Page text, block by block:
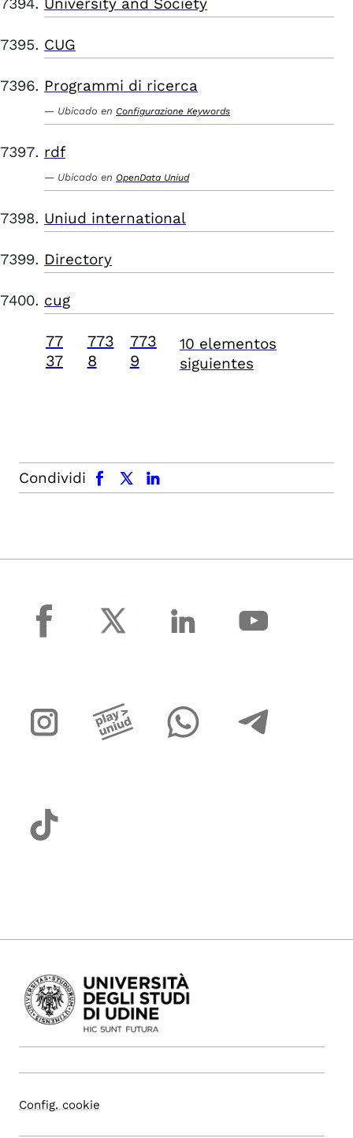
CUG
Programmi di ricerca
Ubicado en Configurazione Keywords
rdf
Ubicado en OpenData Uniud
Uniud international
Directory
cug
77
37
773
8
773
9
10 elementos
siguientes
Condividi
facebook x.com linkedin
facebook
Config. cookie